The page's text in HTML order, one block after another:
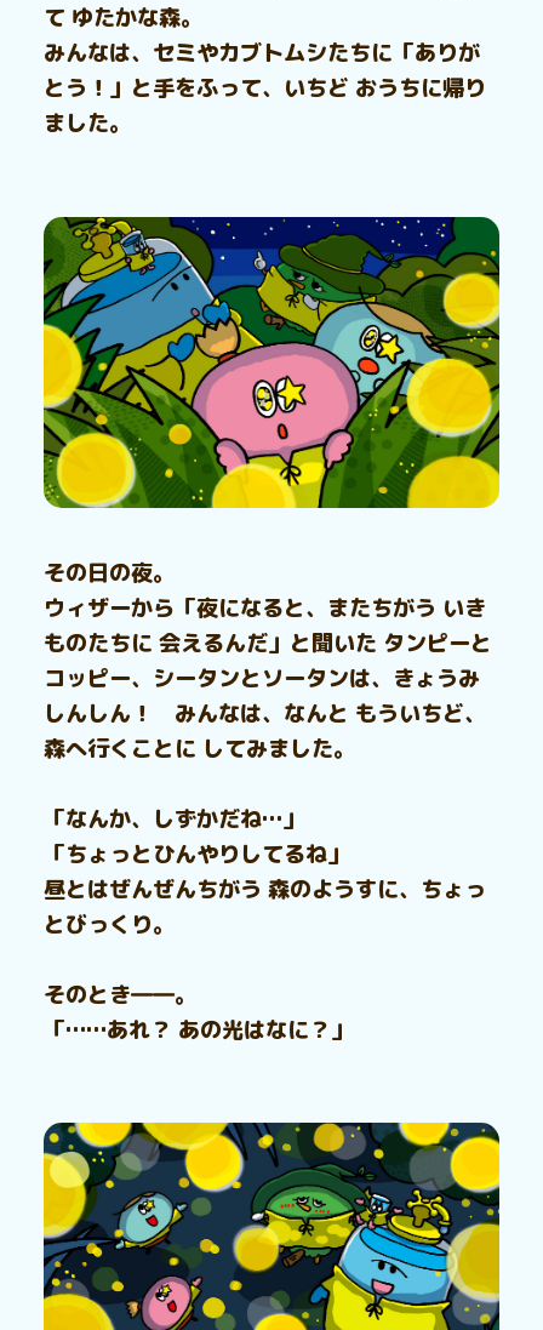
て ゆたかな森。
みんなは、セミやカブトムシたちに「ありが
とう！」と手をふって、いちど おうちに帰り
ました。
その日の夜。
ウィザーから「夜になると、またちがう いき
ものたちに 会えるんだ」と聞いた タンピーと
コッピー、シータンとソータンは、きょうみ
しんしん！ みんなは、なんと もういちど、
森へ行くことに してみました。
「なんか、しずかだね…」
「ちょっとひんやりしてるね」
昼とはぜんぜんちがう 森のようすに、ちょっ
とびっくり。
そのとき――。
「……あれ？ あの光はなに？」